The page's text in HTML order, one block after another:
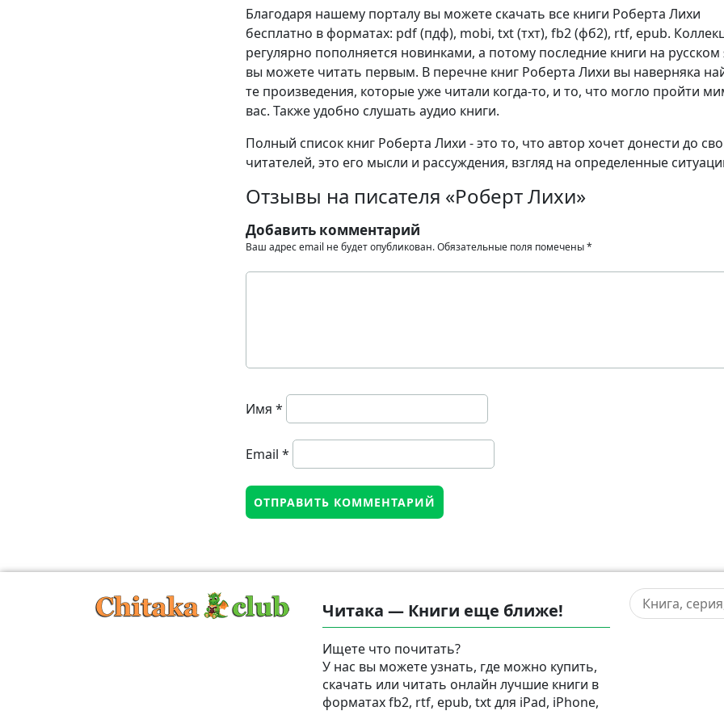
Благодаря нашему порталу вы можете скачать все книги Роберта Лихи
бесплатно в форматах: pdf (пдф), mobi, txt (тхт), fb2 (фб2), rtf, epub.
регулярно пополняется новинками, а потому последние книги на русском
вы можете читать первым. В перечне книг Роберта Лихи вы наверняка
те произведения, которые уже читали когда-то, и то, что могло пройти
вас. Также удобно слушать аудио книги.
Полный список книг Роберта Лихи - это то, что автор хочет донести до
читателей, это его мысли и рассуждения, взгляд на определенные
Отзывы на писателя «Роберт Лихи»
Добавить комментарий
Ваш адрес email не будет опубликован.Обязательные поля помечены*
Имя *
Email *
Читака — Книги еще ближе!
Ищете что почитать?
У нас вы можете узнать, где можно купить,
скачать или читать онлайн лучшие книги в
форматах fb2, rtf, epub, txt для iPad, iPhone,